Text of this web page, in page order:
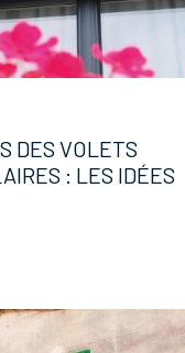
DES VOLETS
: LES IDÉES